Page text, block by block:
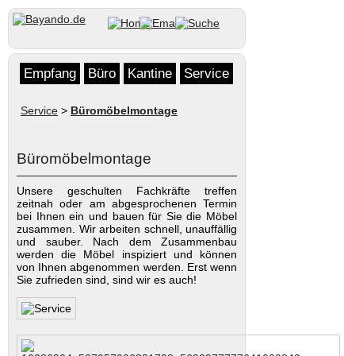
Empfang Büro Kantine Service
Service > Büromöbelmontage
Büromöbelmontage
Unsere geschulten Fachkräfte treffen
zeitnah oder am abgesprochenen Termin
bei Ihnen ein und bauen für Sie die Möbel
zusammen. Wir arbeiten schnell, unauffällig
und sauber. Nach dem Zusammenbau
werden die Möbel inspiziert und können
von Ihnen abgenommen werden. Erst wenn
Sie zufrieden sind, sind wir es auch!